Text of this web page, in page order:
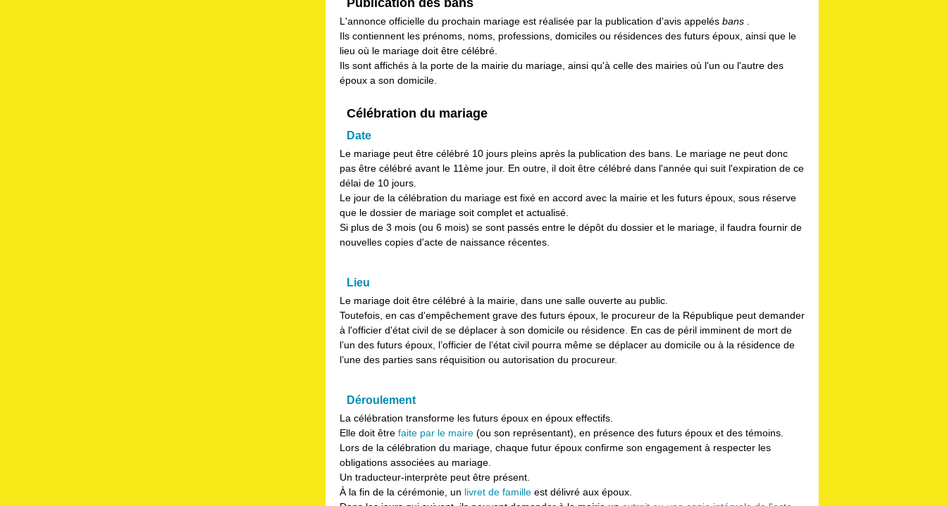
Publication des bans
L'annonce officielle du prochain mariage est réalisée par la publication d'avis appelés bans
Ils contiennent les prénoms, noms, professions, domiciles ou résidences des futurs époux, ainsi que le
lieu où le mariage doit être célébré.
Ils sont affichés à la porte de la mairie du mariage, ainsi qu'à celle des mairies où l'un ou l'autre des
époux a son domicile.
Célébration du mariage
Date
Le mariage peut être célébré 10 jours pleins après la publication des bans. Le mariage ne peut donc
pas être célébré avant le 11ème jour. En outre, il doit être célébré dans l'année qui suit l'expiration de ce
délai de 10 jours.
Le jour de la célébration du mariage est fixé en accord avec la mairie et les futurs époux, sous réserve
que le dossier de mariage soit complet et actualisé.
Si plus de 3 mois (ou 6 mois) se sont passés entre le dépôt du dossier et le mariage, il faudra fournir de
nouvelles copies d'acte de naissance récentes.
Lieu
Le mariage doit être célébré à la mairie, dans une salle ouverte au public.
Toutefois, en cas d'empêchement grave des futurs époux, le procureur de la République peut demander
à l'officier d'état civil de se déplacer à son domicile ou résidence. En cas de péril imminent de mort de
l’un des futurs époux, l’officier de l’état civil pourra même se déplacer au domicile ou à la résidence de
l’une des parties sans réquisition ou autorisation du procureur.
Déroulement
La célébration transforme les futurs époux en époux effectifs.
Elle doit être faite par le maire (ou son représentant), en présence des futurs époux et des témoins.
Lors de la célébration du mariage, chaque futur époux confirme son engagement à respecter les
obligations associées au mariage.
Un traducteur-interprète peut être présent.
À la fin de la cérémonie, un livret de famille est délivré aux époux.